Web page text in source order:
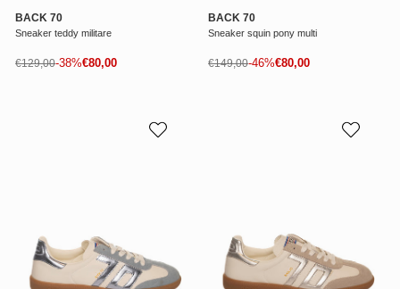
BACK 70
Sneaker teddy militare
Prezzo di vendita
€80,00
Prezzo normale
€129,00-38%
BACK 70
Sneaker squin pony multi
Prezzo di vendita
€80,00
Prezzo normale
€149,00-46%